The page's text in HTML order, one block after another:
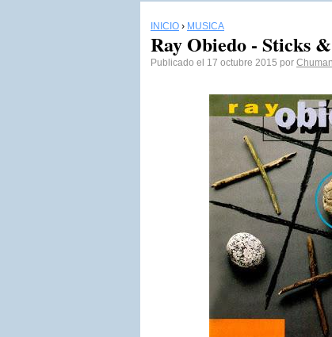
INICIO › MÚSICA
Ray Obiedo - Sticks
Publicado el 17 octubre 2015 por